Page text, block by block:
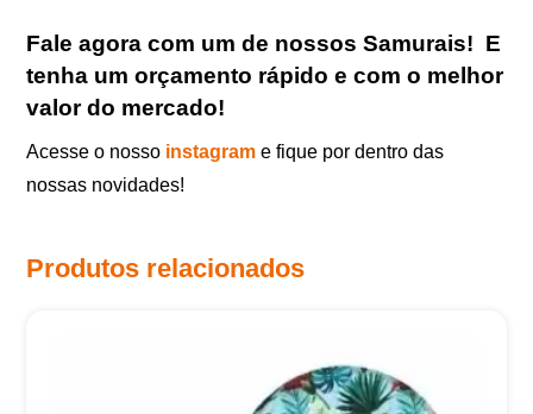
Fale agora com um de nossos Samurais! E
tenha um orçamento rápido e com o melhor
valor do mercado!
Acesse o nosso instagram e fique por dentro das
nossas novidades!
Produtos relacionados